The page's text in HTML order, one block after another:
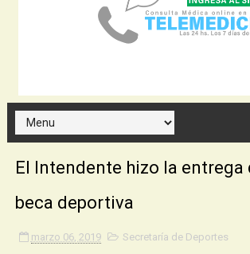
El Intendente hizo la entrega
beca deportiva
marzo 06, 2019 Secretaría de Deportes